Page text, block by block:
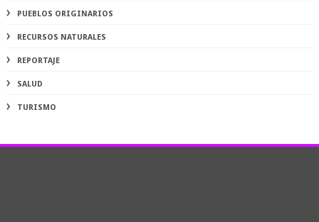
PUEBLOS ORIGINARIOS
RECURSOS NATURALES
REPORTAJE
SALUD
TURISMO